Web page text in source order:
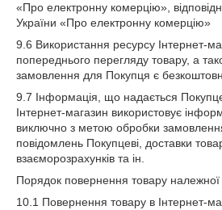
«Про електронну комерцію»,
України «Про електронну комерцію»
9.6 Використання ресурсу Інтернет-
попереднього перегляду товару, а
замовлення для Покупця є
9.7 Інформація, що надається
Інтернет-магазин використовує
виключно з метою обробки
повідомлень Покупцеві, доставки
взаєморозрахунків та ін.
Порядок повернення товару належної
10.1 Повернення товару в Інтернет-